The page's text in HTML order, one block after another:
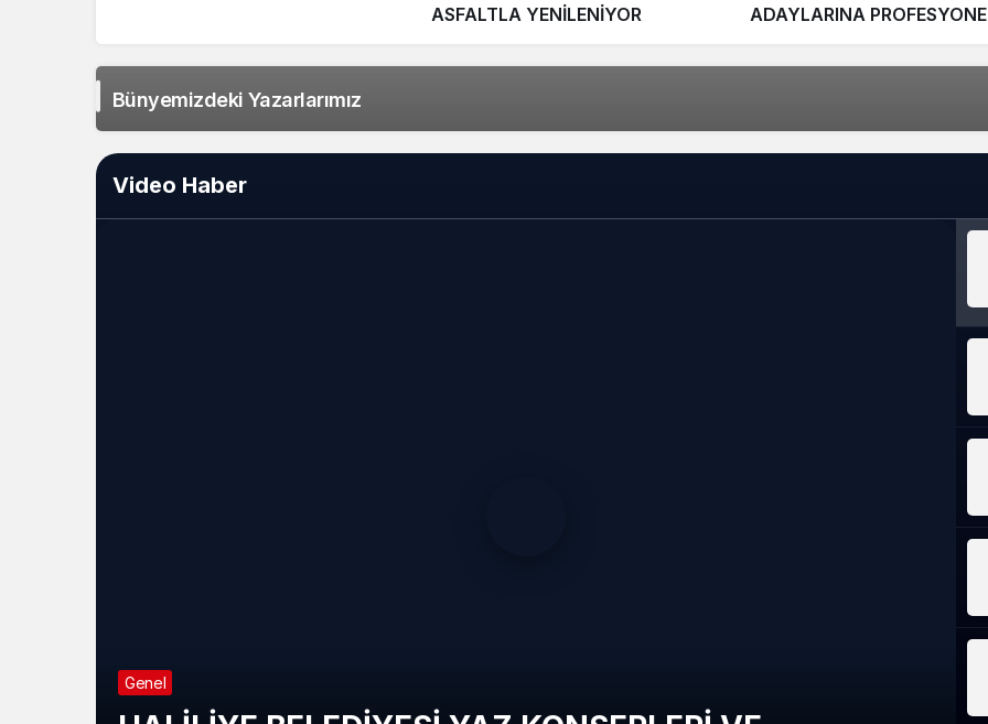
ASFALTLA YENİLENİYOR
ADAYLARINA
Bünyemizdeki Yazarlarımız
Video Haber
Genel